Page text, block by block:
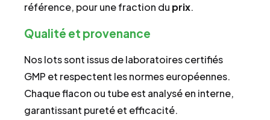
référence, pour une fraction du prix.
Qualité et provenance
Nos lots sont issus de laboratoires certifiés
GMP et respectent les normes européennes.
Chaque flacon ou tube est analysé en interne,
garantissant pureté et efficacité.